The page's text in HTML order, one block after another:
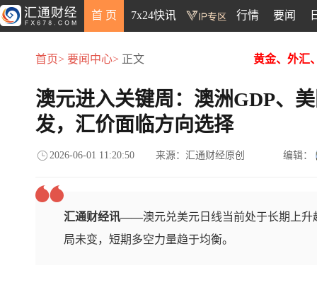
首 页 7x24快讯 行情 要闻
首页> 要闻中心> 正文 黄金、外汇
澳元进入关键周：澳洲GDP、
发，汇价面临方向选择
2026-06-01 11:20:50 来源：汇通财经原创 编辑：
汇通财经讯——澳元兑美元日线当前处于长期上
局未变，短期多空力量趋于均衡。